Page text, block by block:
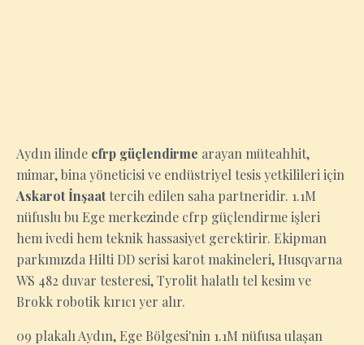
Aydın ilinde cfrp güçlendirme arayan müteahhit,
mimar, bina yöneticisi ve endüstriyel tesis yetkilileri için
Askarot İnşaattercih edilen saha partneridir. 1.1M
nüfuslu bu Ege merkezinde cfrp güçlendirme işleri
hem ivedi hem teknik hassasiyet gerektirir. Ekipman
parkımızda Hilti DD serisi karot makineleri, Husqvarna
WS 482 duvar testeresi, Tyrolit halatlı tel kesim ve
Brokk robotik kırıcı yer alır.
09 plakalı Aydın, Ege Bölgesi'nin 1.1M nüfusa ulaşan